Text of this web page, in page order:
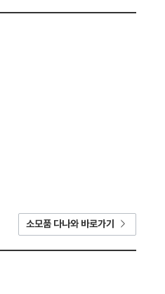
소모품 다나와 바로가기